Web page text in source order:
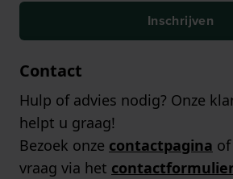
Inschrijven
Contact
Hulp of advies nodig? Onze
helpt u graag!
Bezoek onze contactpagina
vraag via het